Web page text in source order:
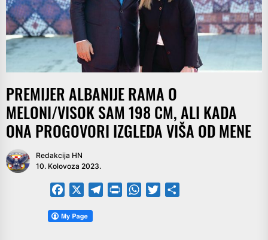
PREMIJER ALBANIJE RAMA O
MELONI/VISOK SAM 198 CM, ALI KADA
ONA PROGOVORI IZGLEDA VIŠA OD MENE
Redakcija HN
10. Kolovoza 2023.
Facebook TelegramPrintFriendly
WhatsApp
Twitter